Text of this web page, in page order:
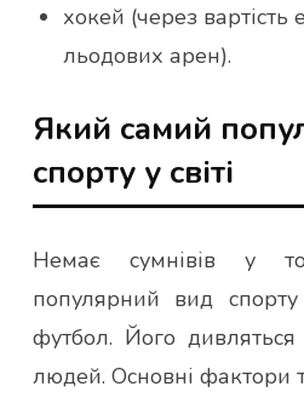
хокей (через вартість
льодових арен).
Який самий
спорту у світі
Немає сумнівів у
популярний вид
футбол. Його
людей. Основні фактори